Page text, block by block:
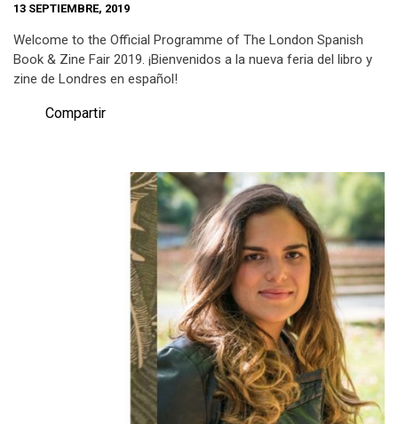
13 SEPTIEMBRE, 2019
Welcome to the Official Programme of The London Spanish
Book & Zine Fair 2019. ¡Bienvenidos a la nueva feria del libro y
zine de Londres en español!
Compartir